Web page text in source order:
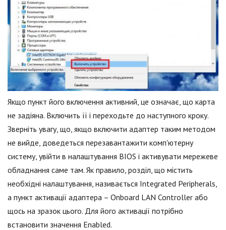
Якщо пункт його включення активний, це означає, що карта
не задіяна. Включить її і переходьте до наступного кроку.
Зверніть увагу, що, якщо включити адаптер таким методом
не вийде, доведеться перезавантажити комп'ютерну
систему, увійти в налаштування BIOS і активувати мережеве
обладнання саме там. Як правило, розділ, що містить
необхідні налаштування, називається Integrated Peripherals,
а пункт активації адаптера – Onboard LAN Controller або
щось на зразок цього. Для його активації потрібно
встановити значення Enabled.